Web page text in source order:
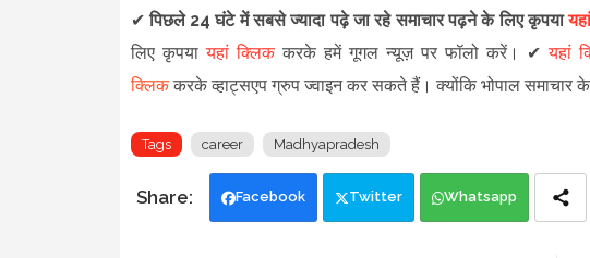
✔ पिछले 24 घंटे में सबसे ज्यादा पढ़े जा रहे समाचार पढ़ने के लिए कृपया
लिए कृपयायहां क्लिककरके हमें गूगल न्यूज़ पर फॉलो करें। ✔यहां
क्लिककरके व्हाट्सएप ग्रुप ज्वाइन कर सकते हैं। क्योंकि भोपाल समाचार
Tags career Madhyapradesh
Facebook Twitter Whatsapp